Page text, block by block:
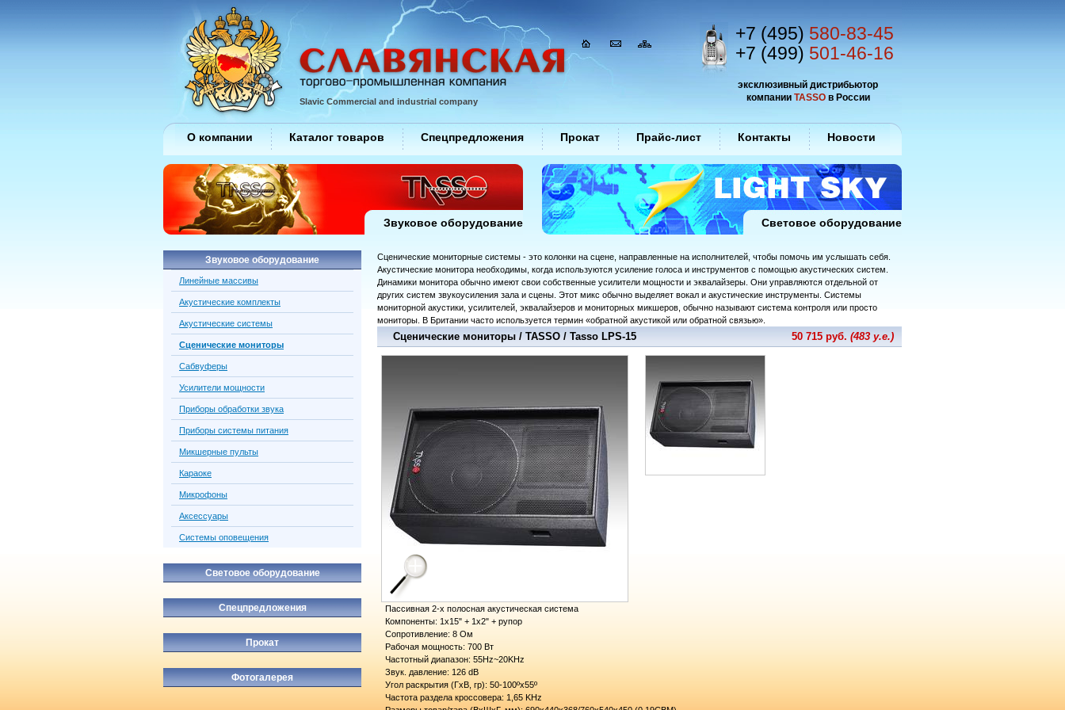
Сценические мониторные системы - это колонки на сцене, направленные на исполнителей, чтобы помочь им услышать себя.
Акустические монитора необходимы, когда используются усиление голоса и инструментов с помощью акустических систем.
Динамики монитора обычно имеют свои собственные усилители мощности и эквалайзеры. Они управляются отдельной от
других систем звукоусиления зала и сцены. Этот микс обычно выделяет вокал и акустические инструменты. Системы
мониторной акустики, усилителей, эквалайзеров и мониторных микшеров, обычно называют система контроля или просто
мониторы. В Британии часто используется термин «обратной акустикой или обратной связью».
Сценические мониторы / TASSO / Tasso LPS-15 50 715 руб. (483 у.е.)
Пассивная 2-х полосная акустическая система
Компоненты: 1х15" + 1х2" + рупор
Сопротивление: 8 Ом
Рабочая мощность: 700 Вт
Частотный диапазон: 55Hz~20KHz
Звук. давление: 126 dB
Угол раскрытия (ГхВ, гр): 50-100ºх55º
Частота раздела кроссовера: 1,65 KHz
Звуковое оборудование
Линейные массивы
Акустические комплекты
Акустические системы
Сценические мониторы
Сабвуферы
Усилители мощности
Приборы обработки звука
Приборы системы питания
Микшерные пульты
Караоке
Микрофоны
Аксессуары
Системы оповещения
Световое оборудование
Спецпредложения
Прокат
Фотогалерея
Slavic Commercial and industrial company
эксклюзивный дистрибьютор
компании TASSOв России
+7 (495) 580-83-45
+7 (499) 501-46-16
О компании Каталог товаров Спецпредложения Прокат Прайс-лист Контакты Новости
Звуковое оборудование Световое оборудование